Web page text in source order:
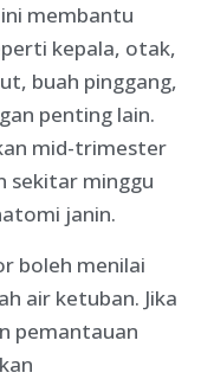
ini membantu
kepala, otak,
buah pinggang,
penting lain.
mid-trimester
sekitar minggu
janin.
boleh menilai
air ketuban. Jika
pemantauan